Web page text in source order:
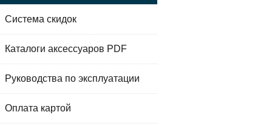
Система скидок
Каталоги аксессуаров PDF
Руководства по эксплуатации
Оплата картой